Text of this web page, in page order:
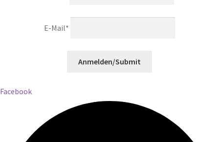
E-Mail*
Anmelden/Submit
Facebook